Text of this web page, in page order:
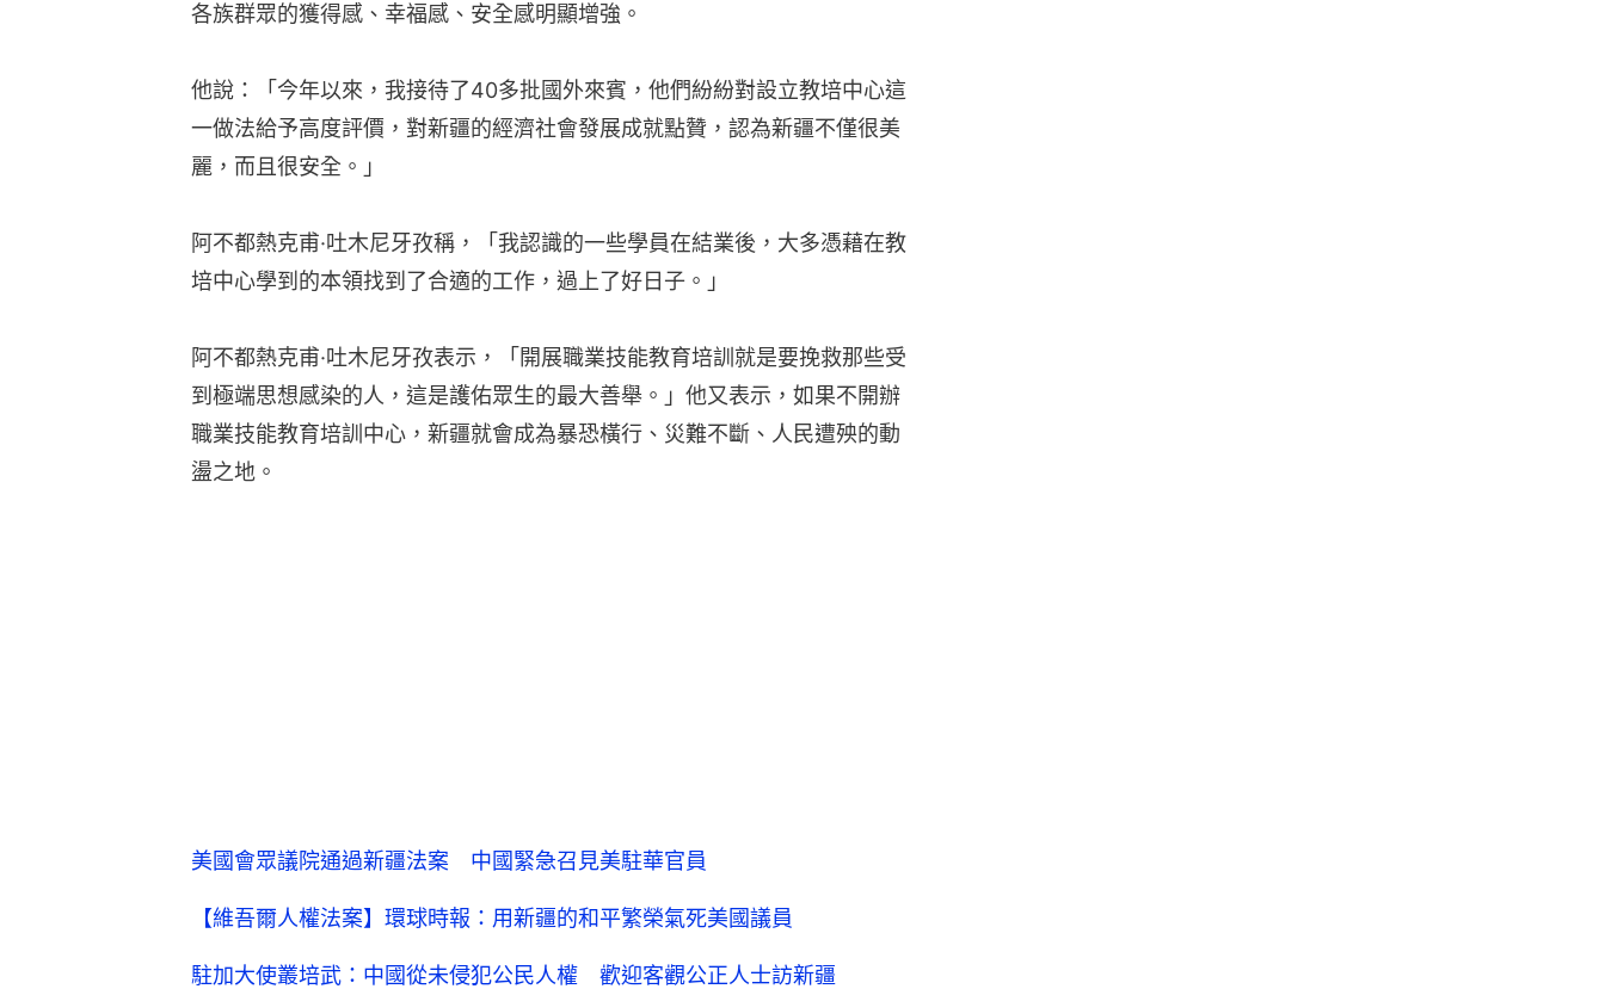
各族群眾的獲得感、幸福感、安全感明顯增強。
他說：「今年以來，我接待了40多批國外來賓，他們紛紛對設立教培中心這
一做法給予高度評價，對新疆的經濟社會發展成就點贊，認為新疆不僅很美
麗，而且很安全。」
阿不都熱克甫·吐木尼牙孜稱，「我認識的一些學員在結業後，大多憑藉在教
培中心學到的本領找到了合適的工作，過上了好日子。」
阿不都熱克甫·吐木尼牙孜表示，「開展職業技能教育培訓就是要挽救那些受
到極端思想感染的人，這是護佑眾生的最大善舉。」他又表示，如果不開辦
職業技能教育培訓中心，新疆就會成為暴恐橫行、災難不斷、人民遭殃的動
盪之地。
美國會眾議院通過新疆法案 中國緊急召見美駐華官員
【維吾爾人權法案】環球時報：用新疆的和平繁榮氣死美國議員
駐加大使叢培武：中國從未侵犯公民人權 歡迎客觀公正人士訪新疆